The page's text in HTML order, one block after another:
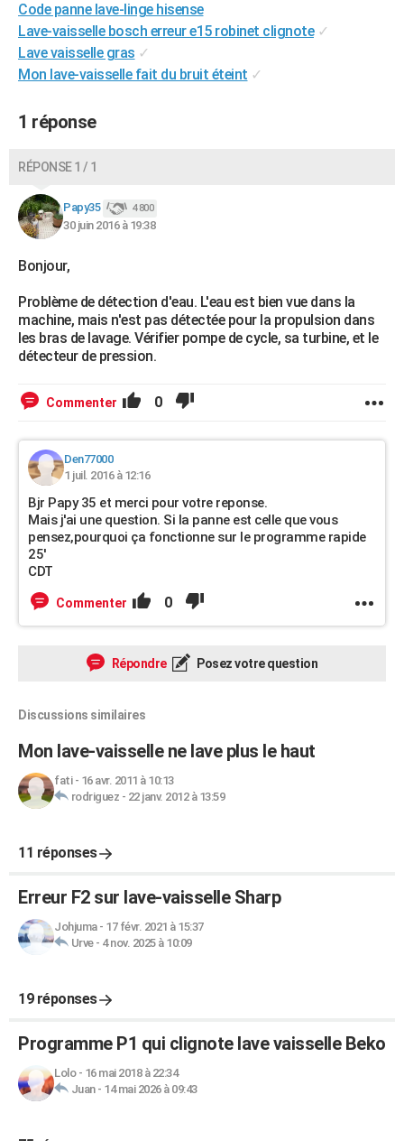
CARTE DE VOEUX
Carte de Noël
Carte Bonne année
Carte Saint-Valentin
Carte Pâques
Carte d'anniversaire
DICTIONNAIRE
COPAINS D'AVANT
S'inscrire
Se connecter
Lycées
Collèges
Primaires
Universités
Entreprises
Service militaire
Avis de recherche
AVIS DE DÉCÈS
FORUM
Bricolage
Lifestyle
Culture
Sport
Auto
Television
Voyage
Cinema
Code panne lave-linge hisense
Lave-vaisselle bosch erreur e15 robinet clignote ✓
Lave vaisselle gras ✓
Mon lave-vaisselle fait du bruit éteint ✓
1 réponse
RÉPONSE 1 / 1
Papy35 4 800
30 juin 2016 à 19:38
Bonjour,
Problème de détection d'eau. L'eau est bien vue dans la
machine, mais n'est pas détectée pour la propulsion dans
les bras de lavage. Vérifier pompe de cycle, sa turbine, et le
détecteur de pression.
Commenter 0
Den77000
1 juil. 2016 à 12:16
Bjr Papy 35 et merci pour votre reponse.
Mais j'ai une question. Si la panne est celle que vous
pensez,pourquoi ça fonctionne sur le programme rapide
25'
CDT
Commenter 0
Répondre Posez votre question
Discussions similaires
Mon lave-vaisselle ne lave plus le haut
fati- 16 avr. 2011 à 10:13
rodriguez - 22 janv. 2012 à 13:59
11 réponses
Erreur F2 sur lave-vaisselle Sharp
Johjuma- 17 févr. 2021 à 15:37
Urve- 4 nov. 2025 à 10:09
19 réponses
Programme P1 qui clignote lave vaisselle Beko
Lolo- 16 mai 2018 à 22:34
Juan- 14 mai 2026 à 09:43